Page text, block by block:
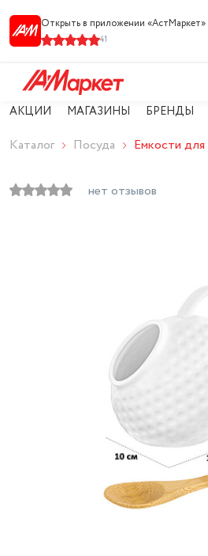
Открыть в приложении «АстМарке‪т‬»
41
АКЦИИ МАГАЗИНЫ БРЕНДЫ
Каталог Посуда Емкости
нет отзывов